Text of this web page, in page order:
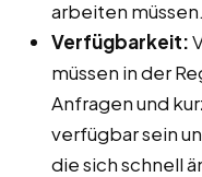
arbeiten müssen.
Verfügbarkeit:
müssen in der
Anfragen und
verfügbar sein
die sich schnell